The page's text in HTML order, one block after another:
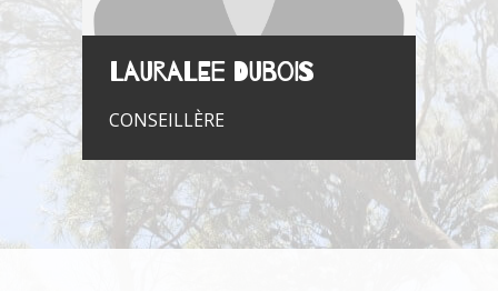
Lauralee DUBOIS
CONSEILLÈRE